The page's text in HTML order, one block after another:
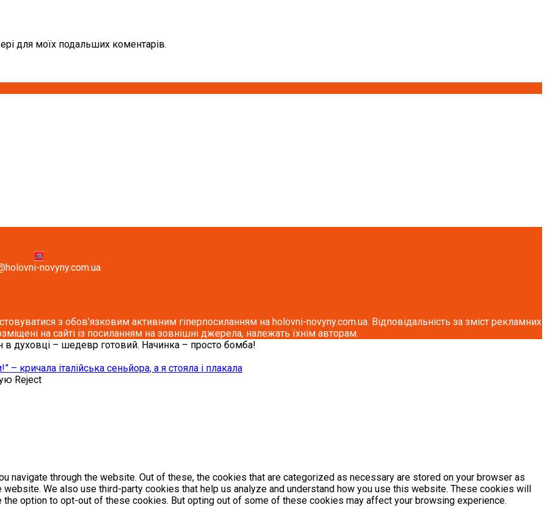
для моїх подальших коментарів.
novyny.com.ua
з обов’язковим активним гіперпосиланням на holovni-novyny.com.ua. Відповідальність за зміст рекламних
на сайті із посиланням на зовнішні джерела, належать їхнім авторам.
в духовці – шедевр готовий. Начинка – просто бомба!
кричала італійська сеньйора, а я стояла і плакала
Reject
navigate through the website. Out of these, the cookies that are categorized as necessary are stored on your browser as
We also use third-party cookies that help us analyze and understand how you use this website. These cookies will
the option to opt-out of these cookies. But opting out of some of these cookies may affect your browsing experience.